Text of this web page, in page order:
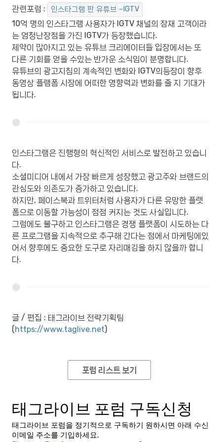
관련포럼 : 인스타그램 판 유튜브 –IGTV
10억 명의 인스타그램 사용자가 IGTV 채널의 잠재 고객이라
는 엄청난장점을 가진 IGTV가 등장했습니다.
제약이 많아지고 있는 유튜브 크리에이터들 입장에서는 또
다른 기회를 얻을 수있는 반가운 소식임이 분명합니다.
유튜브의 광고지침의 계속적인 변화와 IGTV의등장이 향후
동영상 플램폼 시장에 어떠한 영향력과 변화를 줄 지 기대가
됩니다.
인스타그램은 진행형의 혁신적인 서비스로 발전하고 있습니
다.
소셜미디어 내에서 가장 빠르게 성장했고 광고주와 브랜드의
관심도와 의존도가 증가하고 있습니다.
하지만, 페이스북과 트위터처럼 사용자가 다른 유망한 플랫
폼으로 이동할 가능성이 점점 커지는 것도 사실입니다.
그럼에도 불구하고 인스타그램은 경쟁 플랫폼이 시도하는 다
른 프로그램을 지속적으로 추구해 간다는 점에서 마케팅에있
어서 향후에도 중요한 도구로 자리매김을 하지 않을까 합니
다.
글 / 편집 : 태그라이브 전략기획팀
(https://www.taglive.net)
포럼 리스트 보기